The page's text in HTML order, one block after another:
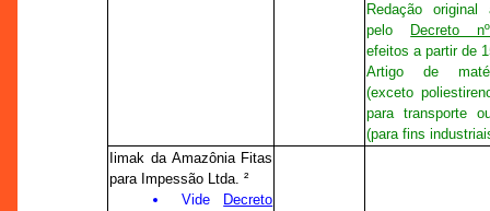
Redação original
pelo
Decreto
efeitos a partir de
Artigo de
(exceto
para transporte
(para fins
Iimak da Amazônia Fitas
para Impessão Ltda. ²
Vide
Decreto